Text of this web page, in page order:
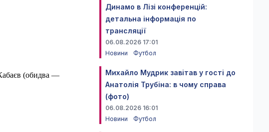
(обидва —
Динамо в Лізі конференцій:
детальна інформація по
трансляції
06.08.2026 17:01
Новини
Футбол
Михайло Мудрик завітав у гості до
Анатолія Трубіна: в чому справа
(фото)
06.08.2026 16:01
Новини
Футбол